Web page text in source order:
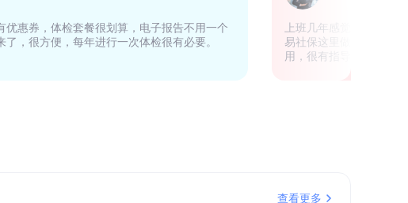
赶上活动有优惠券，体检套餐很划算，电子报告不用一个
星期就出来了，很方便，每年进行一次体检很有必要。
查看更多